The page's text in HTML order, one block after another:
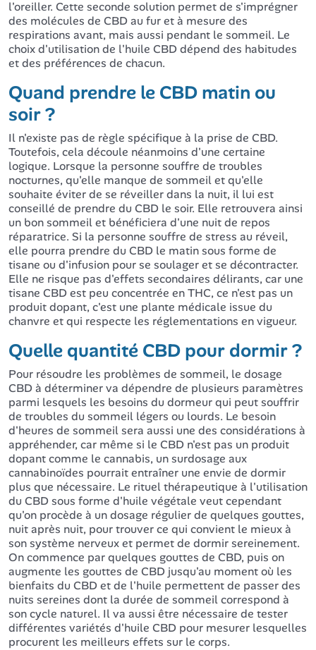
l'oreiller. Cette seconde solution permet de s'imprégner
des molécules de CBD au fur et à mesure des
respirations avant, mais aussi pendant le sommeil. Le
choix d'utilisation de l'huile CBD dépend des habitudes
et des préférences de chacun.
Quand prendre le CBD matin ou
soir ?
Il n'existe pas de règle spécifique à la prise de CBD.
Toutefois, cela découle néanmoins d'une certaine
logique. Lorsque la personne souffre de troubles
nocturnes, qu'elle manque de sommeil et qu'elle
souhaite éviter de se réveiller dans la nuit, il lui est
conseillé de prendre du CBD le soir. Elle retrouvera ainsi
un bon sommeil et bénéficiera d'une nuit de repos
réparatrice. Si la personne souffre de stress au réveil,
elle pourra prendre du CBD le matin sous forme de
tisane ou d'infusion pour se soulager et se décontracter.
Elle ne risque pas d'effets secondaires délirants, car une
tisane CBD est peu concentrée en THC, ce n'est pas un
produit dopant, c'est une plante médicale issue du
chanvre et qui respecte les réglementations en vigueur.
Quelle quantité CBD pour dormir ?
Pour résoudre les problèmes de sommeil, le dosage
CBD à déterminer va dépendre de plusieurs paramètres
parmi lesquels les besoins du dormeur qui peut souffrir
de troubles du sommeil légers ou lourds. Le besoin
d'heures de sommeil sera aussi une des considérations à
appréhender, car même si le CBD n'est pas un produit
dopant comme le cannabis, un surdosage aux
cannabinoïdes pourrait entraîner une envie de dormir
plus que nécessaire. Le rituel thérapeutique à l'utilisation
du CBD sous forme d'huile végétale veut cependant
qu'on procède à un dosage régulier de quelques gouttes,
nuit après nuit, pour trouver ce qui convient le mieux à
son système nerveux et permet de dormir sereinement.
On commence par quelques gouttes de CBD, puis on
augmente les gouttes de CBD jusqu'au moment où les
bienfaits du CBD et de l'huile permettent de passer des
nuits sereines dont la durée de sommeil correspond à
son cycle naturel. Il va aussi être nécessaire de tester
différentes variétés d'huile CBD pour mesurer lesquelles
procurent les meilleurs effets sur le corps.